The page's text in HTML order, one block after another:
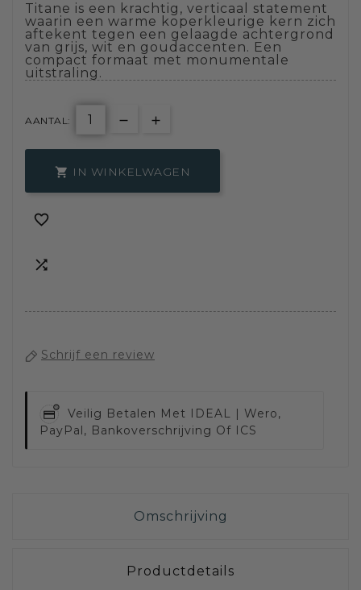
Titane is een krachtig, verticaal statement
waarin een warme koperkleurige kern zich
aftekent tegen een gelaagde achtergrond
van grijs, wit en goudaccenten. Een
compact formaat met monumentale
uitstraling.
AANTAL:
 IN WINKELWAGEN


Schrijf een review
Veilig Betalen Met IDEAL | Wero,
PayPal, Bankoverschrijving Of ICS
Omschrijving
Productdetails